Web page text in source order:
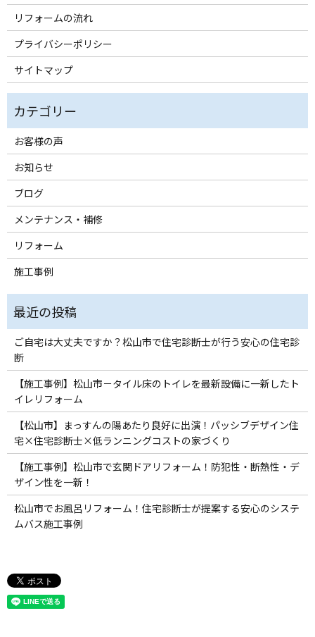
リフォームの流れ
プライバシーポリシー
サイトマップ
お客様の声
お知らせ
ブログ
メンテナンス・補修
リフォーム
施工事例
ご自宅は大丈夫ですか？松山市で住宅診断士が行う安心の住宅診
断
【施工事例】松山市－タイル床のトイレを最新設備に一新したト
イレリフォーム
【松山市】まっすんの陽あたり良好に出演！パッシブデザイン住
宅×住宅診断士×低ランニングコストの家づくり
【施工事例】松山市で玄関ドアリフォーム！防犯性・断熱性・デ
ザイン性を一新！
松山市でお風呂リフォーム！住宅診断士が提案する安心のシステ
ムバス施工事例